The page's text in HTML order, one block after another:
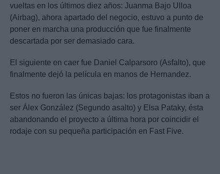
vueltas en los últimos diez años: Juanma Bajo Ulloa
(Airbag), ahora apartado del negocio, estuvo a punto de
poner en marcha una producción que fue finalmente
descartada por ser demasiado cara.
El siguiente en caer fue Daniel Calparsoro (Asfalto), que
finalmente dejó la película en manos de Hernandez.
Estos no fueron las únicas bajas: los protagonistas iban a
ser Álex González (Segundo asalto) y Elsa Pataky, ésta
abandonando el proyecto a última hora por coincidir el
rodaje con su pequeña participación en Fast Five.